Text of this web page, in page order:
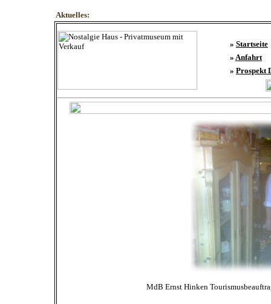
Aktuelles:
» Startseite
» Anfahrt
» Prospekt
MdB Ernst Hinken